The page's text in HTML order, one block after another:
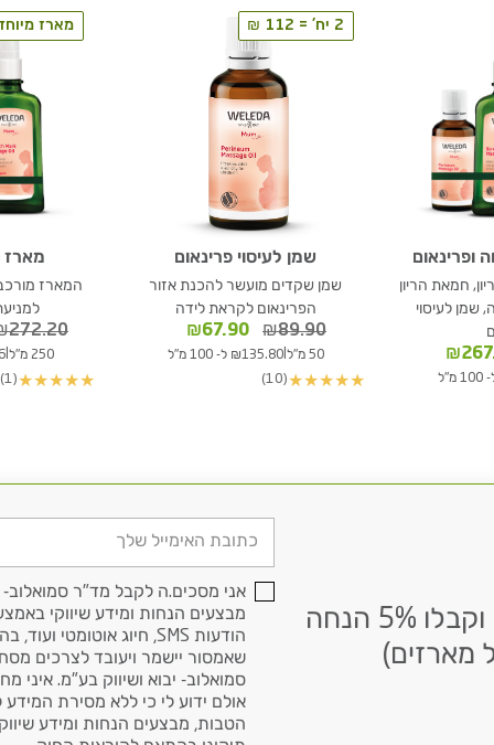
ופרינאום
חמאת הריון
שמן לעיסוי
₪
הנוכחי
2 יח' = 112 ₪
שמן לעיסוי פרינאום
שמן שקדים מועשר להכנת אזור
הפרינאום לקראת לידה
₪89.90
המחיר
המקורי
₪67.90
הנוכחי
50 מ"ל |₪135.80 ל- 100 מ"ל
★
★
★
★
★
(10)
מארז
מארז
המארז
272.20
250 מ"ל |
★
★
★
★
★
(1)
הרשמו לניוזלטר שלנו וקבלו 5% הנחה
מארזים)
אני מסכים.ה לקבל מד"ר סמואלוב-
מבצעים הנחות ומידע שיווקי
הודעות SMS, חיוג אוטומטי ועוד, בהתאם
שאמסור יישמר ויעובד לצרכים
סמואלוב- יבוא ושיווק בע"מ. איני
אולם ידוע לי כי ללא מסירת
הטבות, מבצעים הנחות ומידע